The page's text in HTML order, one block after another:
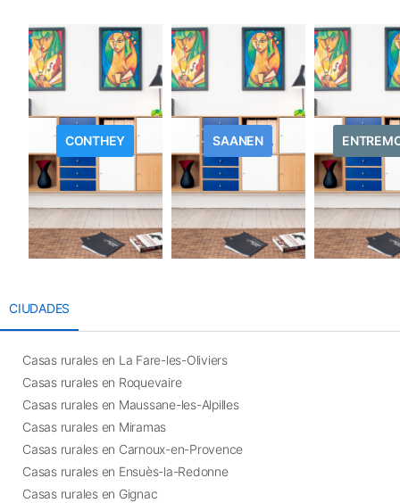
CONTHEY SAANEN
CIUDADES
Casas rurales en La Fare-les-Oliviers
Casas rurales en Roquevaire
Casas rurales en Maussane-les-Alpilles
Casas rurales en Miramas
Casas rurales en Carnoux-en-Provence
Casas rurales en Ensuès-la-Redonne
Casas rurales en Gignac